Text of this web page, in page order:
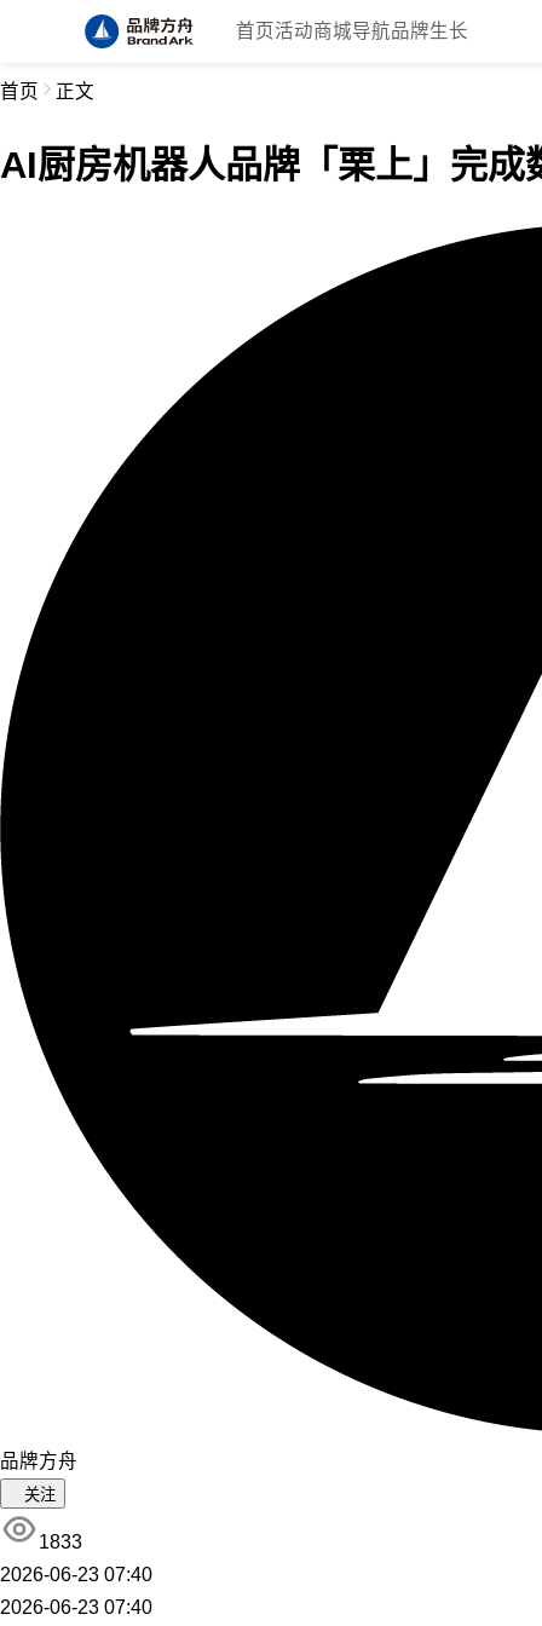
首页 活动商城导航品牌生长
首页 正文
AI厨房机器人品牌「栗上」完成
品牌方舟
关注
1833
2026-06-23 07:40
2026-06-23 07:40